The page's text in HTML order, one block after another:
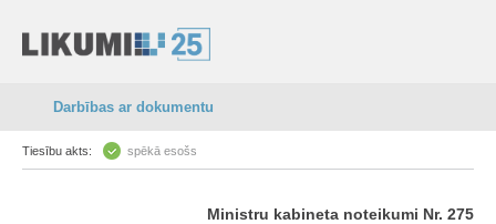
Darbības ar dokumentu
Tiesību akts: spēkā esošs
Ministru kabineta noteikumi Nr. 275